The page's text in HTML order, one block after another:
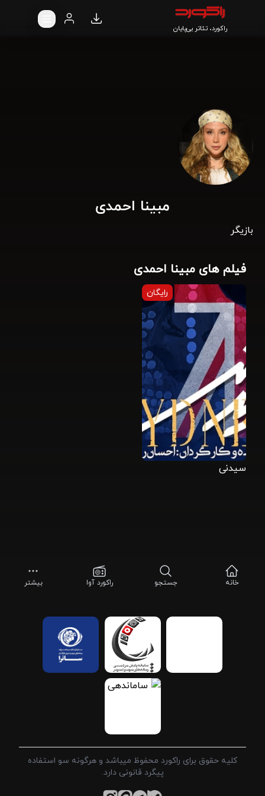
راکورد، تئاتر بی‌پایان
مبینا احمدی
بازیگر
فیلم های مبینا احمدی
رایگان
سیدنی
خانه جستجو راکورد آوا بیشتر
کلیه حقوق برای راکورد محفوظ میباشد و هرگونه سو استفاده
پیگرد قانونی دارد.